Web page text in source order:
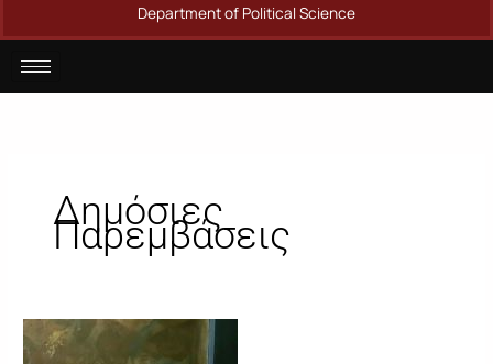
Department of Political Science
Δημόσιες
Παρεμβάσεις
Οι
αλλεπάλληλες